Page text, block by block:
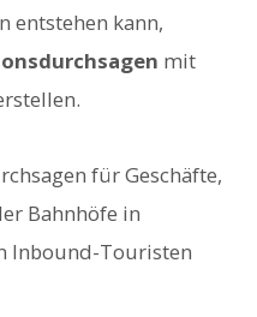
entstehen kann,
mit
für Geschäfte,
Bahnhöfe in
Inbound-Touristen